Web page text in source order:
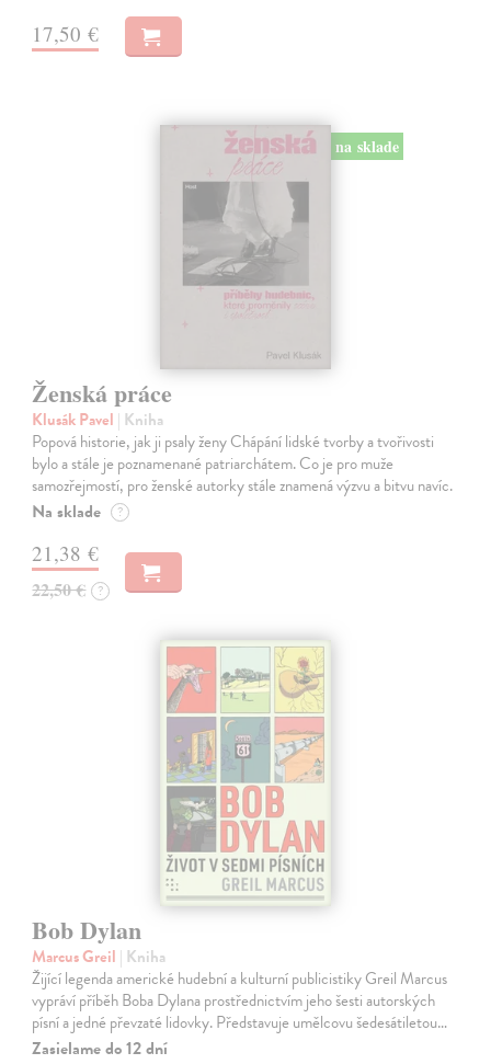
17,50 €
na sklade
Ženská práce
Klusák Pavel | Kniha
Popová historie, jak ji psaly ženy Chápání lidské tvorby a tvořivosti
bylo a stále je poznamenané patriarchátem. Co je pro muže
samozřejmostí, pro ženské autorky stále znamená výzvu a bitvu navíc.
Na sklade ?
21,38 €
22,50 € ?
Bob Dylan
Marcus Greil | Kniha
Žijící legenda americké hudební a kulturní publicistiky Greil Marcus
vypráví příběh Boba Dylana prostřednictvím jeho šesti autorských
písní a jedné převzaté lidovky. Představuje umělcovu šedesátiletou…
Zasielame do 12 dní